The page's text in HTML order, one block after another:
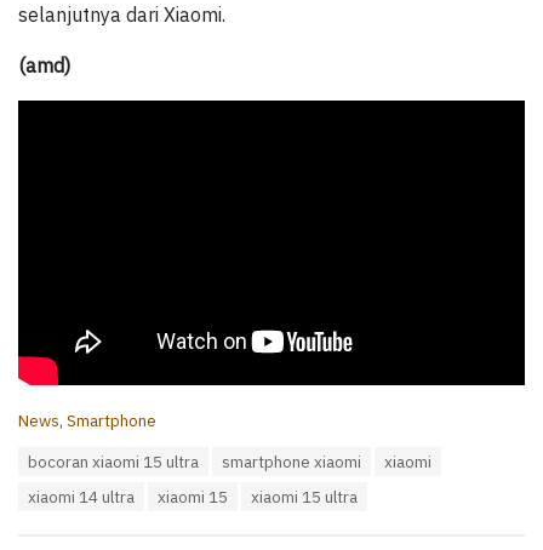
selanjutnya dari Xiaomi.
(amd)
C
News, Smartphone
bocoran xiaomi 15 ultra smartphone xiaomi
xiaomi
xiaomi 14 ultra
xiaomi 15 xiaomi 15 ultra